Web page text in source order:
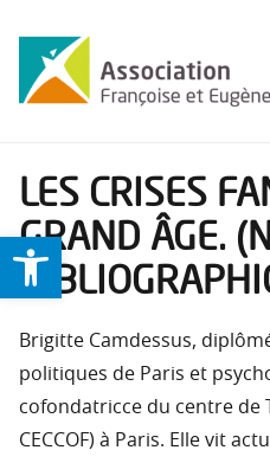
LES CRISES
GRAND ÂGE.
Brigitte Camdessus,
politiques de Paris et
cofondatricce du centre de
CECCOF) à Paris. Elle vit
Ouvrir la barre d’outils